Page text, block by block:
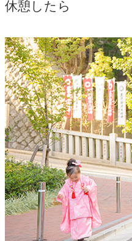
休憩したら